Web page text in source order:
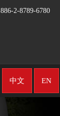
886-2-8789-6780
EN
中文